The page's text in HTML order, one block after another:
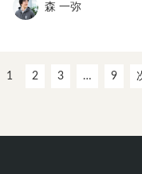
森 一弥
1 2 3 … 9